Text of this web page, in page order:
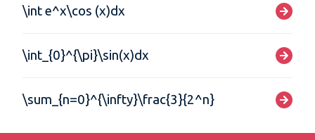
\int e^x\cos (x)dx
\int_{0}^{\pi}\sin(x)dx
\sum_{n=0}^{\infty}\frac{3}{2^n}